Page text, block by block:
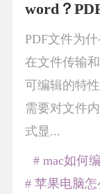
word？
PDF文件为
在文件传输
可编辑的特
需要对文件
式显...
# mac如何
# 苹果电脑